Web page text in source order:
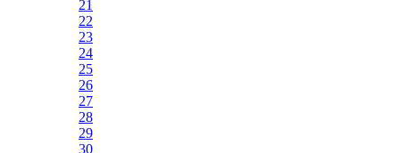
21
22
23
24
25
26
27
28
29
30